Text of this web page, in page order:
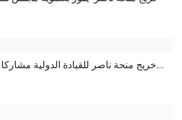
خريج منحة ناصر للقيادة الدولية مشاركا في المهرجان الدولي...